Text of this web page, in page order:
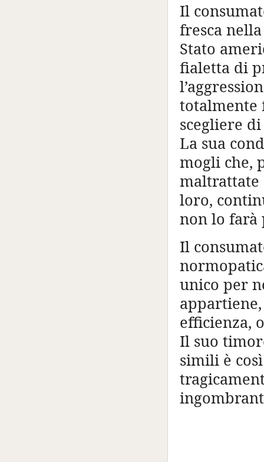
Il
fresca
Stato
fialetta di
totalmente
scegliere
La sua
mogli che,
maltrattate
loro,
non lo farà
Il
unico per
efficienza,
Il suo
simili è